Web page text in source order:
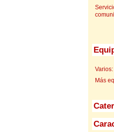
Varios:
Más